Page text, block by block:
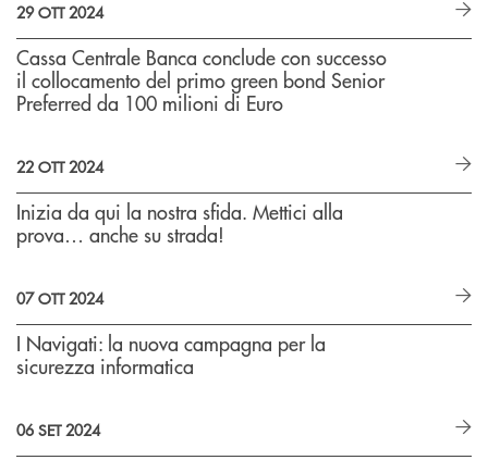
29 OTT 2024
Cassa Centrale Banca conclude con successo
il collocamento del primo green bond Senior
Preferred da 100 milioni di Euro
22 OTT 2024
Inizia da qui la nostra sfida. Mettici alla
prova… anche su strada!
07 OTT 2024
I Navigati: la nuova campagna per la
sicurezza informatica
06 SET 2024